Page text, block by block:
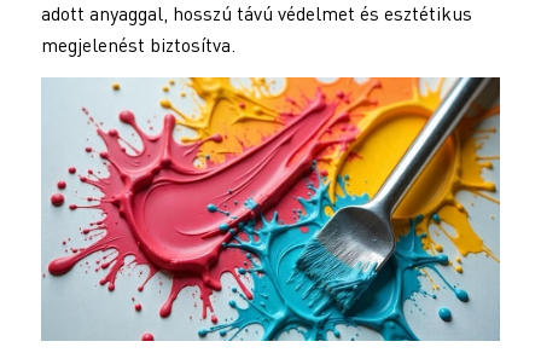
adott anyaggal, hosszú távú védelmet és esztétikus
megjelenést biztosítva.